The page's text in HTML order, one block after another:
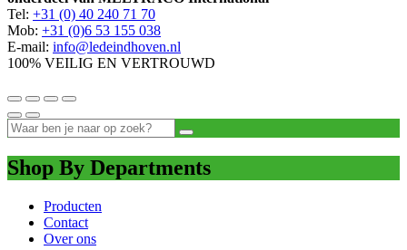
Tel: +31 (0) 40 240 71 70
Mob: +31 (0)6 53 155 038
E-mail: info@ledeindhoven.nl
100% VEILIG EN VERTROUWD
Shop By Departments
Producten
Contact
Over ons